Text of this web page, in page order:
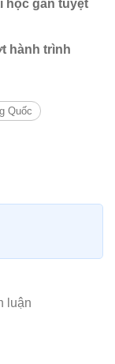
học gần tuyệt
hành trình
Quốc